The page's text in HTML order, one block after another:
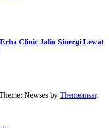
Clinic Jalin Sinergi Lewat
Newses by Themeansar.